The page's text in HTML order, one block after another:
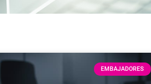
EMBAJADORES